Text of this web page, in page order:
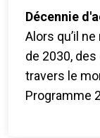
ActNow,
mondial.
Décennie
Alors qu’il
de 2030,
travers le
Programme